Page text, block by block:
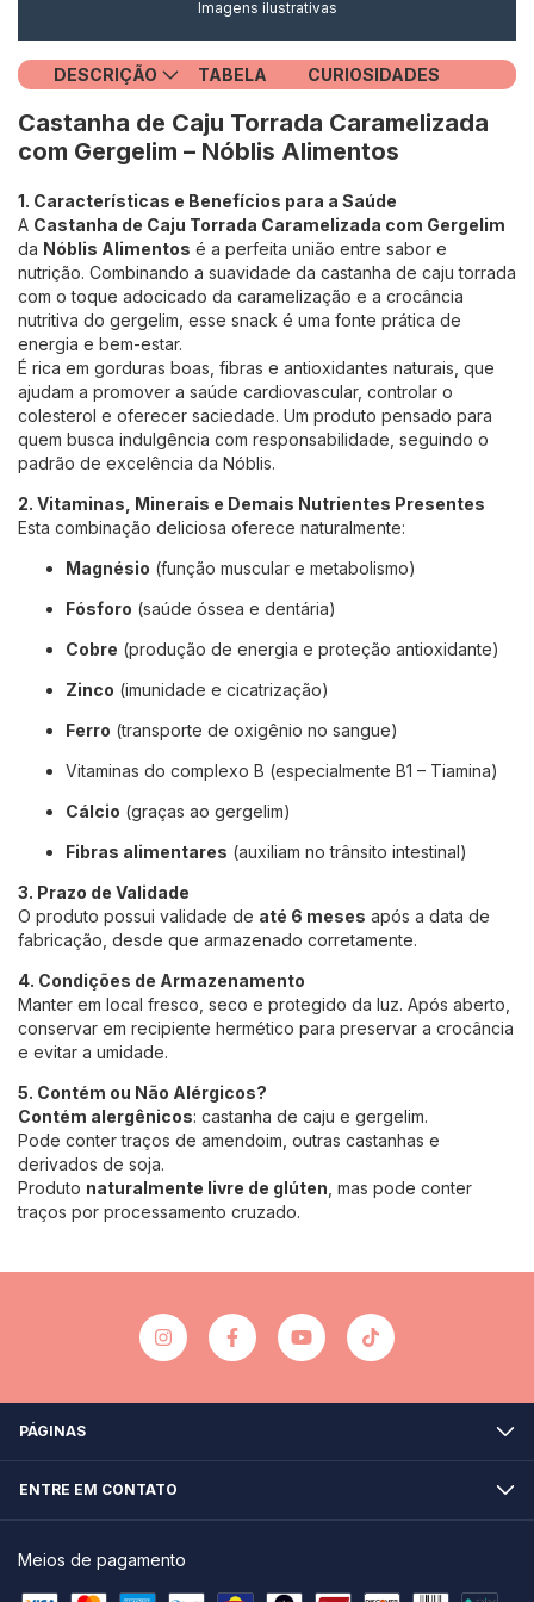
Imagens ilustrativas
DESCRIÇÃO TABELA CURIOSIDADES
Castanha de Caju Torrada Caramelizada
com Gergelim – Nóblis Alimentos
1. Características e Benefícios para a Saúde
A Castanha de Caju Torrada Caramelizada com Gergelim
da Nóblis Alimentos é a perfeita união entre sabor e
nutrição. Combinando a suavidade da castanha de caju torrada
com o toque adocicado da caramelização e a crocância
nutritiva do gergelim, esse snack é uma fonte prática de
energia e bem-estar.
É rica em gorduras boas, fibras e antioxidantes naturais, que
ajudam a promover a saúde cardiovascular, controlar o
colesterol e oferecer saciedade. Um produto pensado para
quem busca indulgência com responsabilidade, seguindo o
padrão de excelência da Nóblis.
2. Vitaminas, Minerais e Demais Nutrientes Presentes
Esta combinação deliciosa oferece naturalmente:
Magnésio (função muscular e metabolismo)
Fósforo (saúde óssea e dentária)
Cobre (produção de energia e proteção antioxidante)
Zinco (imunidade e cicatrização)
Ferro (transporte de oxigênio no sangue)
Vitaminas do complexo B (especialmente B1 – Tiamina)
Cálcio (graças ao gergelim)
Fibras alimentares (auxiliam no trânsito intestinal)
3. Prazo de Validade
O produto possui validade de até 6 meses após a data de
fabricação, desde que armazenado corretamente.
4. Condições de Armazenamento
Manter em local fresco, seco e protegido da luz. Após aberto,
conservar em recipiente hermético para preservar a crocância
e evitar a umidade.
5. Contém ou Não Alérgicos?
Contém alergênicos: castanha de caju e gergelim.
Pode conter traços de amendoim, outras castanhas e
derivados de soja.
Produto naturalmente livre de glúten , mas pode conter
traços por processamento cruzado.
PÁGINAS
ENTRE EM CONTATO
Meios de pagamento